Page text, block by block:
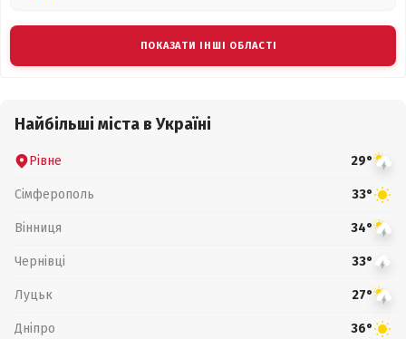
ПОКАЗАТИ ІНШІ ОБЛАСТІ
Найбільші міста в Україні
Рівне 29°
Сімферополь 33°
Вінниця 34°
Чернівці 33°
Луцьк 27°
Дніпро 36°